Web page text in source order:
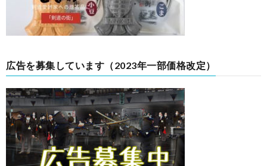
広告を募集しています（2023年一部価格改定）